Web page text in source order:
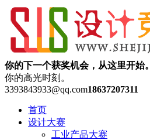
你的下一个获奖机会，从这里开始。
你的高光时刻。
3393843933@qq.com18637207311
首页
设计大赛
工业产品大赛